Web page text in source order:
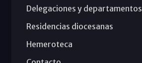
Delegaciones y departamentos
Residencias diocesanas
Hemeroteca